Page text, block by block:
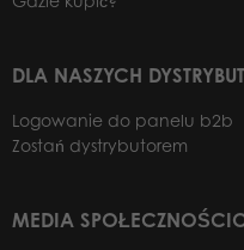
DLA NASZYCH
Logowanie do panelu b2b
Zostań dystrybutorem
MEDIA